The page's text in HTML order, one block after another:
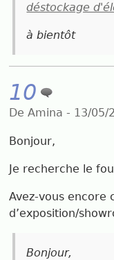
déstockage
à bientôt
10
De Amina - 13/05/
Bonjour,
Je recherche le
Avez-vous encore
d’exposition/
Bonjour,